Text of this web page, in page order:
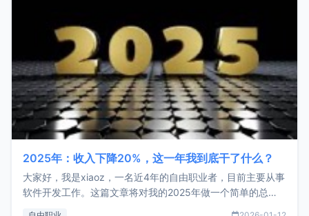
2025年：收入下降20%，这一年我到底干了什么？
大家好，我是xiaoz，一名近4年的自由职业者，目前主要从事
软件开发工作。这篇文章将对我的2025年做一个简单的总